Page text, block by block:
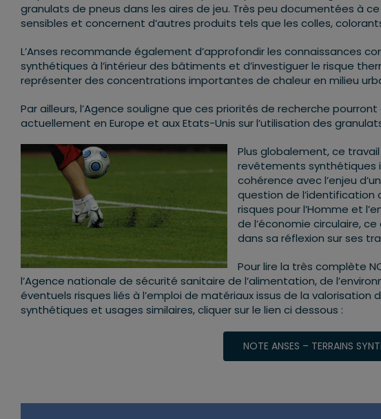
granulats de pneus dans les aires de jeu. Très peu documentées à
sensibles et concernent d’autres produits tels que les colles,
L’Anses recommande également d’approfondir les connaissances
synthétiques à l’intérieur des bâtiments et d’investiguer le risque
représenter des concentrations importantes de chaleur en milieu
Par ailleurs, l’Agence souligne que ces priorités de recherche
actuellement en Europe et aux Etats-Unis sur l’utilisation des
Plus globalement, ce
revêtements synthétiques
cohérence avec l’enjeu
question de l’identification
risques pour l’Homme et
de l’économie circulaire,
dans sa réflexion sur ses
Pour lire la très complète
l’Agence nationale de sécurité sanitaire de l’alimentation, de
éventuels risques liés à l’emploi de matériaux issus de la
synthétiques et usages similaires, cliquer sur le lien ci dessous :
NOTE ANSES – TERRAINS